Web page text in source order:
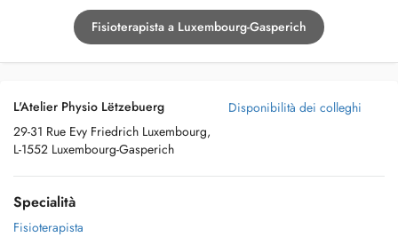
Fisioterapista a Luxembourg-Gasperich
L'Atelier Physio Lëtzebuerg
29-31 Rue Evy Friedrich Luxembourg,
L-1552 Luxembourg-Gasperich
Disponibilità dei colleghi
Specialità
Fisioterapista